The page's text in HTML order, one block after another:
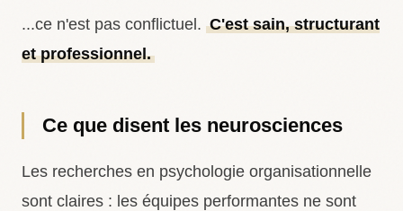
...ce n'est pas conflictuel. C'est sain, structurant
et professionnel.
Ce que disent les neurosciences
Les recherches en psychologie organisationnelle
sont claires : les équipes performantes ne sont